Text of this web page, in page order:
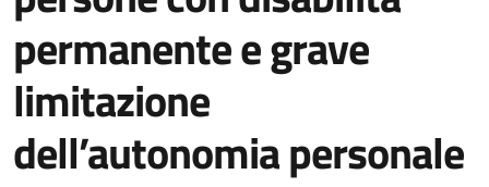
permanente e grave
limitazione
dell’autonomia personale